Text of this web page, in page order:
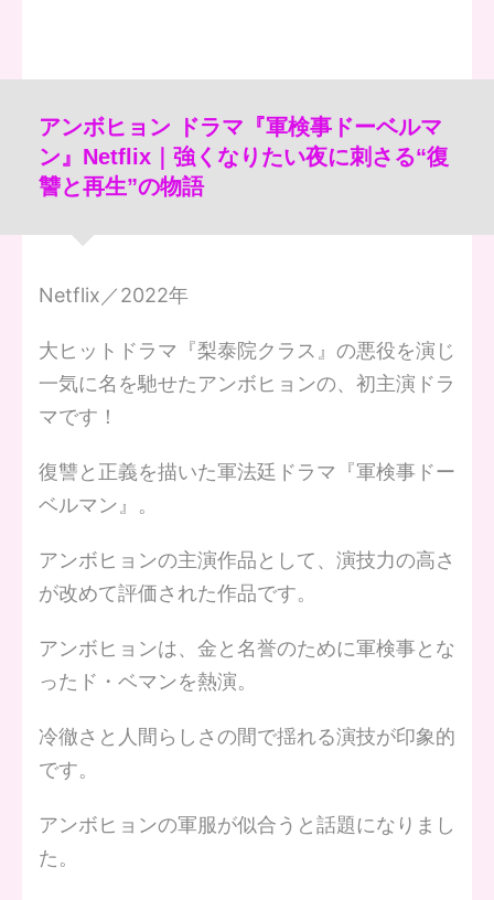
アンボヒョン ドラマ『軍検事ドーベルマ
ン』Netflix｜強くなりたい夜に刺さる“復
讐と再生”の物語
Netflix／2022年
大ヒットドラマ『梨泰院クラス』の悪役を演じ
一気に名を馳せたアンボヒョンの、初主演ドラ
マです！
復讐と正義を描いた軍法廷ドラマ『軍検事ドー
ベルマン』。
アンボヒョンの主演作品として、演技力の高さ
が改めて評価された作品です。
アンボヒョンは、金と名誉のために軍検事とな
ったド・ベマンを熱演。
冷徹さと人間らしさの間で揺れる演技が印象的
です。
アンボヒョンの軍服が似合うと話題になりまし
た。